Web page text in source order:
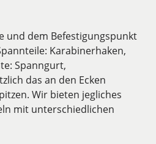
und dem Befestigungspunkt
Karabinerhaken,
Spanngurt,
das an den Ecken
Wir bieten jegliches
mit unterschiedlichen